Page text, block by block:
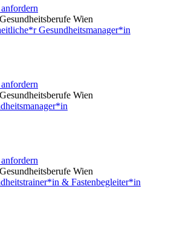
Wien
Gesundheitsmanager*in
Wien
Wien
& Fastenbegleiter*in